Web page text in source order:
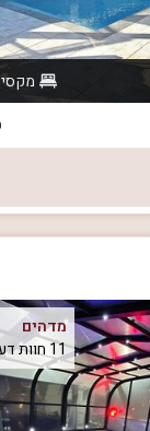
מדהים
11 חוות דעת אמיתיות